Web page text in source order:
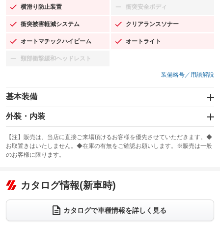
横滑り防止装置
：装備あり 衝突安全ボディ
：装備なし
衝突被害軽減システム
：装備あり クリアランスソナー
：装備あり
オートマチックハイビーム
：装備あり オートライト
：装備あり
頸部衝撃緩和ヘッドレスト
：装備なし
装備略号／用語解説
基本装備
エアバッグ：運転席/助手席/サイド
：装備あり
：装備なし
サンルーフ
：装備なし ABS
リフトアップ
：装備なし
ダウンヒルアシストコントロール
パワーウィンドウ
：装備あり ：装備なし
外装・内装
カーナビ：SDナビ
：装備あり
TV：フルセグ
：装備あり
ビジュアル
：装備なし
アルミホイール：20インチ
革シート ハーフレザーシート
【注】販売は、当店に直接ご来場頂けるお客様を優先させていただきます。◆
お取置きはいたしません。◆在庫の有無をご確認お願いします。※販売は一般
のお客様に限ります。
カタログ情報(新車時)
カタログで車種情報を詳しく見る